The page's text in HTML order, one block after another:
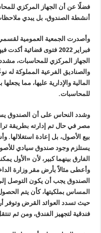
فضلًا عن أن الجهاز المركزي
أنشطة الصندوق، بل يبدي ملاحظات
وأصدرت الجمعية العمومية
فبراير 2022 فتوى
الجهاز المركزي للمحاسبات،
والصناديق الفرعية المملوكة له
المالية والإدارية عليها، مما
للمحاسبات.
وشدد النحاس على أن الصندوق
مصر في حال تم إدارته بطريقة
بيع الأصول، بل إعادة استغلالها.
يستلزم وجود صندوق سيادي
الفارق بينهما كبير، لأن «الأول
وأعطى مثالاً بأرض مقر وزارة
الصندوق يجب أن يكون التوصل
المساس بملكيتها، كأن يتم
حيث تسدد العوائد القرض وتوفر
فندقية لتجهيز الفندق، ومن ثم